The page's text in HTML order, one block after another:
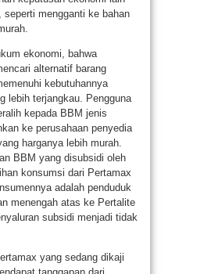
seperti mengganti ke bahan
ekonomi, bahwa
alternatif barang
kebutuhannya
lebih terjangkau. Pengguna
kepada BBM jenis
ke perusahaan penyedia
harganya lebih murah.
BBM yang disubsidi oleh
konsumsi dari Pertamax
adalah penduduk
menengah atas ke Pertalite
subsidi menjadi tidak
yang sedang dikaji